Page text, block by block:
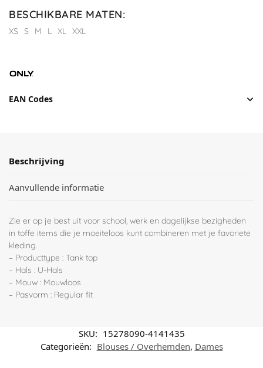
BESCHIKBARE MATEN:
XS S M L XL XXL
EAN Codes
Beschrijving
Aanvullende informatie
Zie er op je best uit voor school, werk en dagelijkse bezigheden
in toffe items die je moeiteloos kunt combineren met je favoriete
kleding.
– Producttype : Tank top
– Hals : U-Hals
– Mouw : Mouwloos
– Pasvorm : Regular fit
SKU: 15278090-4141435
Categorieën: Blouses / Overhemden, Dames